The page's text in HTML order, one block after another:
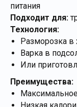
питания
Подходит для:
Технология:
Разморозка в
Варка в
Или
Преимущества: